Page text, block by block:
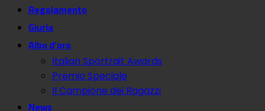
Regolamento
Giuria
Albo d’oro
Italian Sportrait Awards
Premio Speciale
Il Campione dei Ragazzi
News